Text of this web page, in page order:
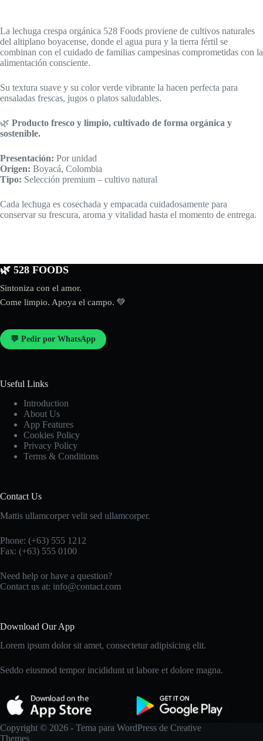
La lechuga crespa orgánica 528 Foods proviene de cultivos naturales
del altiplano boyacense, donde el agua pura y la tierra fértil se
combinan con el cuidado de familias campesinas comprometidas con la
alimentación consciente.
Su textura suave y su color verde vibrante la hacen perfecta para
ensaladas frescas, jugos o platos saludables.
🌿 Producto fresco y limpio, cultivado de forma orgánica y
sostenible.
Presentación: Por unidad
Origen: Boyacá, Colombia
Tipo: Selección premium – cultivo natural
Cada lechuga es cosechada y empacada cuidadosamente para
conservar su frescura, aroma y vitalidad hasta el momento de entrega.
🌿 528 FOODS
Sintoniza con el amor.
Come limpio. Apoya el campo. 💚
💬 Pedir por WhatsApp
Useful Links
Introduction
About Us
App Features
Cookies Policy
Privacy Policy
Terms & Conditions
Contact Us
Mattis ullamcorper velit sed ullamcorper.
Phone: (+63) 555 1212
Fax: (+63) 555 0100
Need help or have a question?
Contact us at: info@contact.com
Download Our App
Lorem ipsum dolor sit amet, consectetur adipisicing elit.
Seddo eiusmod tempor incididunt ut labore et dolore magna.
Copyright © 2026 - Tema para WordPress de Creative
Themes